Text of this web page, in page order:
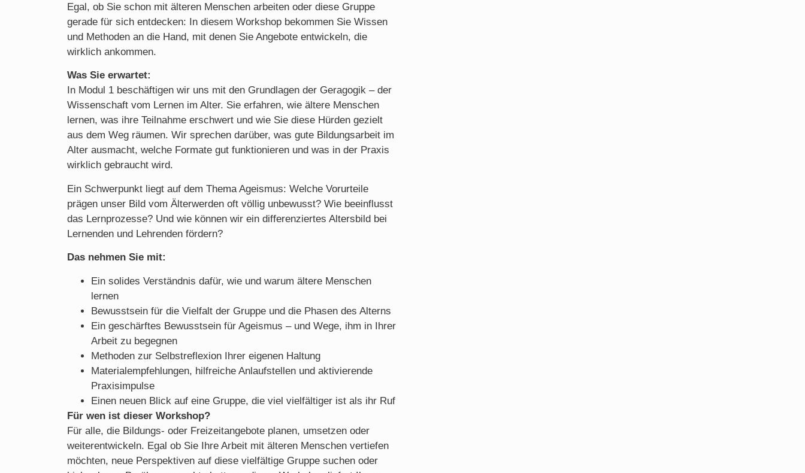
Egal, ob Sie schon mit älteren Menschen arbeiten oder diese Gruppe
gerade für sich entdecken: In diesem Workshop bekommen Sie Wissen
und Methoden an die Hand, mit denen Sie Angebote entwickeln, die
wirklich ankommen.
Was Sie erwartet:
In Modul 1 beschäftigen wir uns mit den Grundlagen der Geragogik – der
Wissenschaft vom Lernen im Alter. Sie erfahren, wie ältere Menschen
lernen, was ihre Teilnahme erschwert und wie Sie diese Hürden gezielt
aus dem Weg räumen. Wir sprechen darüber, was gute Bildungsarbeit im
Alter ausmacht, welche Formate gut funktionieren und was in der Praxis
wirklich gebraucht wird.
Ein Schwerpunkt liegt auf dem Thema Ageismus: Welche Vorurteile
prägen unser Bild vom Älterwerden oft völlig unbewusst? Wie beeinflusst
das Lernprozesse? Und wie können wir ein differenziertes Altersbild bei
Lernenden und Lehrenden fördern?
Das nehmen Sie mit:
Ein solides Verständnis dafür, wie und warum ältere Menschen
lernen
Bewusstsein für die Vielfalt der Gruppe und die Phasen des Alterns
Ein geschärftes Bewusstsein für Ageismus – und Wege, ihm in Ihrer
Arbeit zu begegnen
Methoden zur Selbstreflexion Ihrer eigenen Haltung
Materialempfehlungen, hilfreiche Anlaufstellen und aktivierende
Praxisimpulse
Einen neuen Blick auf eine Gruppe, die viel vielfältiger ist als ihr Ruf
Für wen ist dieser Workshop?
Für alle, die Bildungs- oder Freizeitangebote planen, umsetzen oder
weiterentwickeln. Egal ob Sie Ihre Arbeit mit älteren Menschen vertiefen
möchten, neue Perspektiven auf diese vielfältige Gruppe suchen oder